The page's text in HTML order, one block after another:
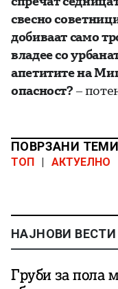
свесно
добиваат само
владее со
апетитите на
опасност?–
ПОВРЗАНИ
ТОП | АКТУЕЛНО
НАЈНОВИ
Груби за пола